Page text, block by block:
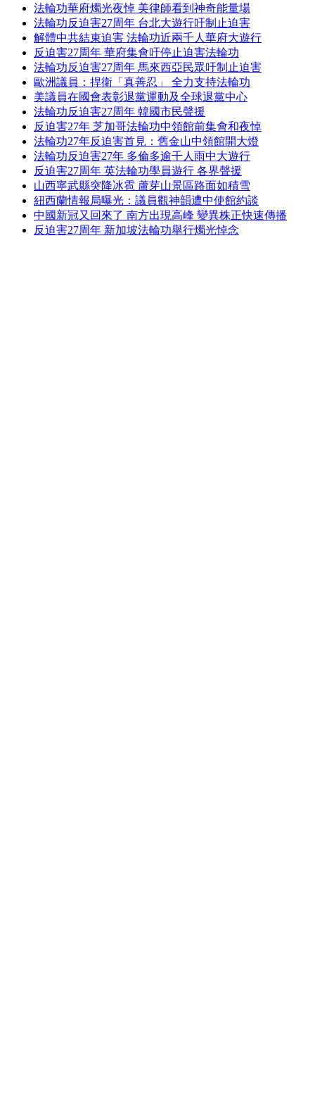
法輪功華府燭光夜悼 美律師看到神奇能量場
法輪功反迫害27周年 台北大遊行吁制止迫害
解體中共結束迫害 法輪功近兩千人華府大遊行
反迫害27周年 華府集會吁停止迫害法輪功
法輪功反迫害27周年 馬來西亞民眾吁制止迫害
歐洲議員：捍衛「真善忍」 全力支持法輪功
美議員在國會表彰退黨運動及全球退黨中心
法輪功反迫害27周年 韓國市民聲援
反迫害27年 芝加哥法輪功中領館前集會和夜悼
法輪功27年反迫害首見：舊金山中領館開大燈
法輪功反迫害27年 多倫多逾千人雨中大遊行
反迫害27周年 英法輪功學員遊行 各界聲援
山西寧武縣突降冰雹 蘆芽山景區路面如積雪
紐西蘭情報局曝光：議員觀神韻遭中使館約談
中國新冠又回來了 南方出現高峰 變異株正快速傳播
反迫害27周年 新加坡法輪功舉行燭光悼念